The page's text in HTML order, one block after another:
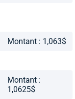
Montant : 1,063$
Montant :
1,0625$